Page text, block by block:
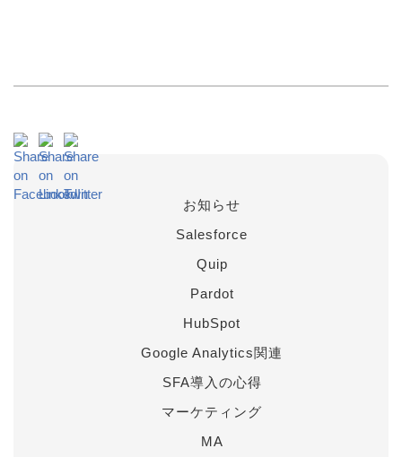
お知らせ
Salesforce
Quip
Pardot
HubSpot
Google Analytics関連
SFA導入の心得
マーケティング
MA